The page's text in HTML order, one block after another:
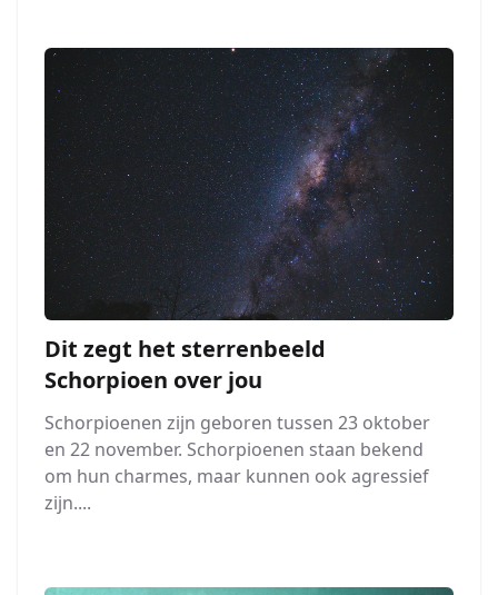
Dit zegt het sterrenbeeld
Schorpioen over jou
Schorpioenen zijn geboren tussen 23 oktober
en 22 november. Schorpioenen staan bekend
om hun charmes, maar kunnen ook agressief
zijn....